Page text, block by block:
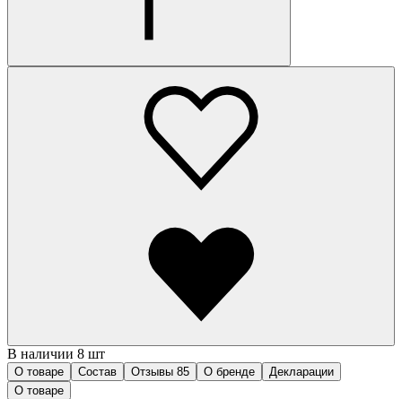
В наличии 8 шт
О товаре Состав Отзывы 85 О бренде
Декларации
О товаре